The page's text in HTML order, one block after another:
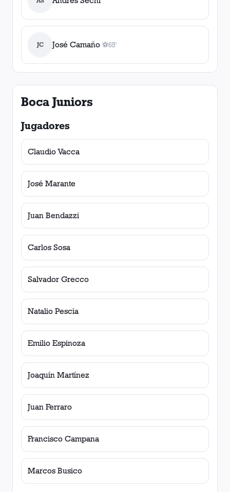
JC José Camaño ⚽
1gol
65'
Boca Juniors
Jugadores
Claudio Vacca
José Marante
Juan Bendazzi
Carlos Sosa
Salvador Grecco
Natalio Pescia
Emilio Espinoza
Joaquín Martínez
Juan Ferraro
Francisco Campana
Marcos Busico